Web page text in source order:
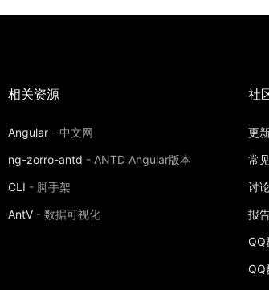
相关资源
Angular - 中文网
ng-zorro-antd - ANTD Angular版本
CLI - 脚手架
AntV - 数据可视化
社
更
常
讨
报